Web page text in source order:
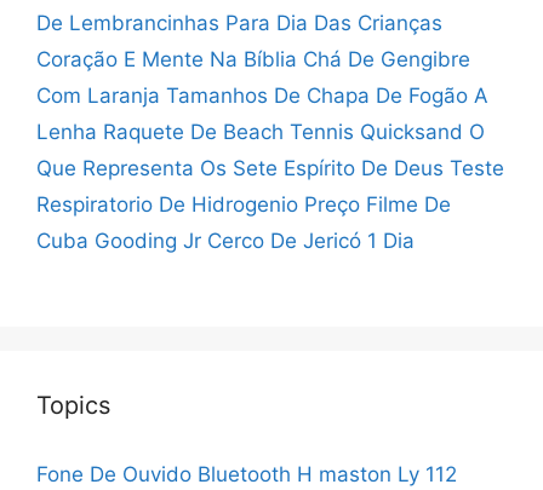
De Lembrancinhas Para Dia Das Crianças
Coração E Mente Na Bíblia Chá De Gengibre
Com Laranja Tamanhos De Chapa De Fogão A
Lenha Raquete De Beach Tennis Quicksand O
Que Representa Os Sete Espírito De Deus Teste
Respiratorio De Hidrogenio Preço Filme De
Cuba Gooding Jr Cerco De Jericó 1 Dia
Topics
Fone De Ouvido Bluetooth H maston Ly 112